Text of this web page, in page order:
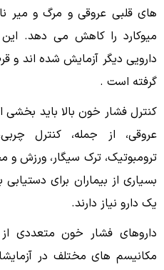
های قلبی عروقی و مرگ و میر
میوکارد را کاهش مى دهد.
گرفته است .
کنترل فشار خون بالا باید
عروقی، از جمله، کنترل
ترومبوتیک، ترک سیگار، ورزش
بسیاری از بیماران برای
یک دارو نیاز دارند.
داروهای فشار خون متعددى
مکانیسم های مختلف در